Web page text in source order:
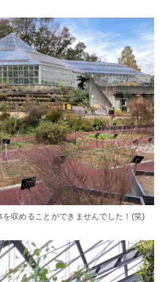
収めることができませんでした！(笑)